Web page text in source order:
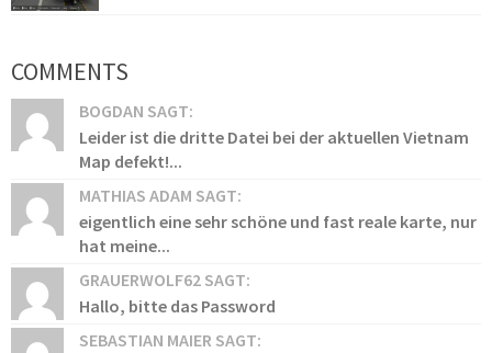
COMMENTS
BOGDAN SAGT:
Leider ist die dritte Datei bei der aktuellen Vietnam
Map defekt!...
MATHIAS ADAM SAGT:
eigentlich eine sehr schöne und fast reale karte, nur
hat meine...
GRAUERWOLF62 SAGT:
Hallo, bitte das Password
SEBASTIAN MAIER SAGT: